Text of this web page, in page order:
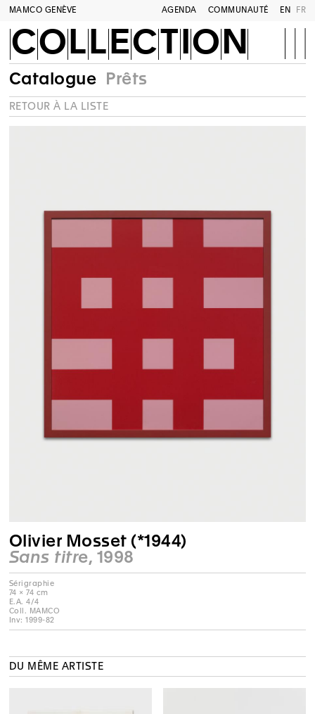
MAMCO GENÈVE AGENDA COMMUNAUTÉ EN FR
COLLECTION
Catalogue Prêts
RETOUR À LA LISTE
Olivier Mosset (*1944)
Sans titre, 1998
Sérigraphie
74 × 74 cm
E.A. 4/4
Coll. MAMCO
Inv: 1999-82
DU MÊME ARTISTE